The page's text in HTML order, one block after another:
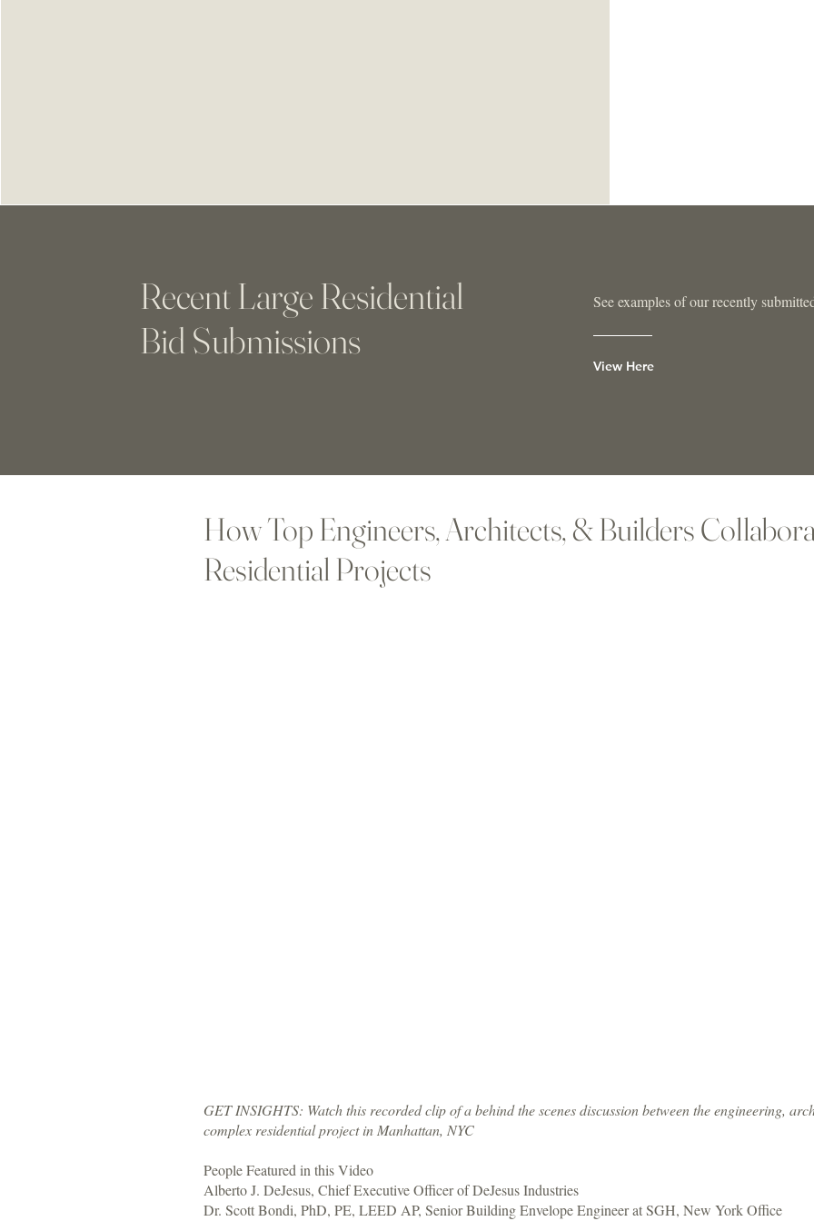
Recent Large Residential
Bid Submissions
See examples of our recently
View Here
How Top Engineers, Architects, & Builders
Residential Projects
GET INSIGHTS: Watch this recorded clip of a behind the scenes discussion between the engineering,
complex residential project in Manhattan, NYC
People Featured in this Video
Alberto J. DeJesus, Chief Executive Officer of DeJesus Industries
Dr. Scott Bondi, PhD, PE, LEED AP, Senior Building Envelope Engineer at SGH, New York Office